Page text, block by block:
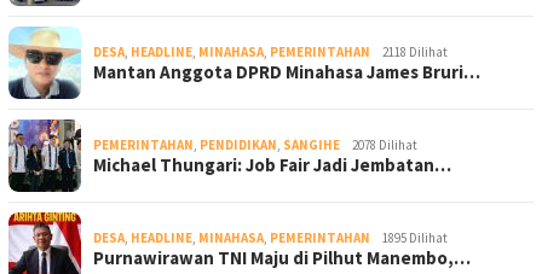
DESA, HEADLINE, MINAHASA, PEMERINTAHAN 2118 Dilihat
Mantan Anggota DPRD Minahasa James Bruri…
PEMERINTAHAN, PENDIDIKAN, SANGIHE 2078 Dilihat
Michael Thungari: Job Fair Jadi Jembatan…
DESA, HEADLINE, MINAHASA, PEMERINTAHAN 1895 Dilihat
Purnawirawan TNI Maju di Pilhut Manembo,…